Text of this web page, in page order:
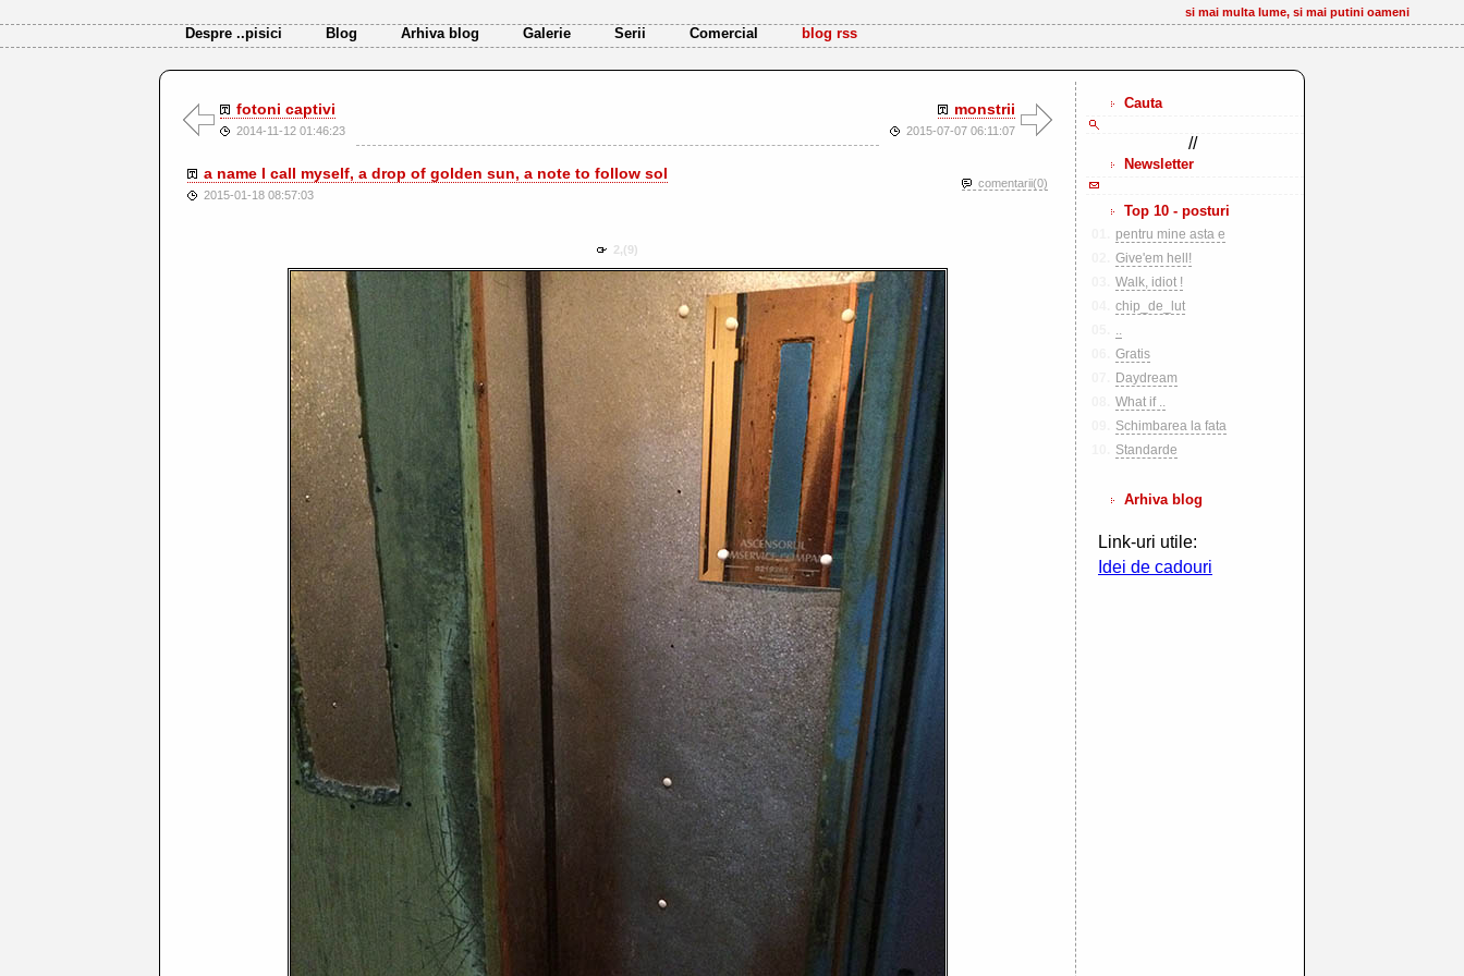
si mai multa lume, si mai putini oameni
Despre ..pisici Blog Arhiva blog Galerie Serii Comercial blog rss
fotoni captivi
2014-11-12 01:46:23
monstrii
2015-07-07 06:11:07
a name I call myself, a drop of golden sun, a note to follow sol
2015-01-18 08:57:03
comentarii(0)
2,(9)
Cauta
//
Newsletter
Top 10 - posturi
pentru mine asta e
Give'em hell!
Walk, idiot !
chip_de_lut
..
Gratis
Daydream
What if ..
Schimbarea la fata
Standarde
Arhiva blog
Link-uri utile:
Idei de cadouri